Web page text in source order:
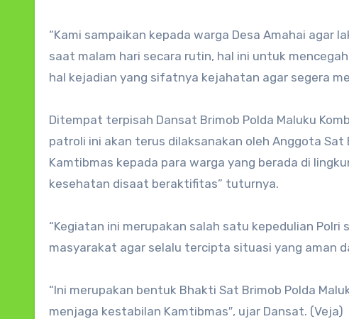
“Kami sampaikan kepada warga Desa Amahai
saat malam hari secara rutin, hal ini untuk
hal kejadian yang sifatnya kejahatan agar segera
Ditempat terpisah Dansat Brimob Polda Maluku
patroli ini akan terus dilaksanakan oleh Anggota
Kamtibmas kepada para warga yang berada di
kesehatan disaat beraktifitas” tuturnya.
“Kegiatan ini merupakan salah satu kepedulian
masyarakat agar selalu tercipta situasi yang aman
“Ini merupakan bentuk Bhakti Sat Brimob Polda
menjaga kestabilan Kamtibmas″, ujar Dansat. (Veja)